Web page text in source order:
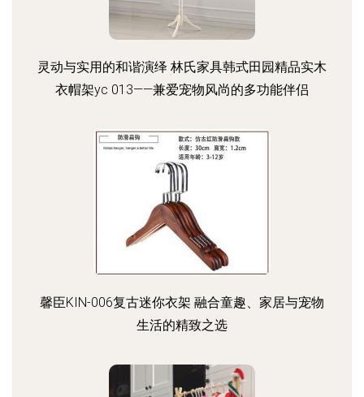
灵动与实用的和谐演绎 林氏家具韩式田园精品实木
衣帽架yc 013——兼爱宠物风尚的多功能伴侣
馨臣KIN-006复古迷你衣架 融合童趣、家居与宠物
生活的精致之选